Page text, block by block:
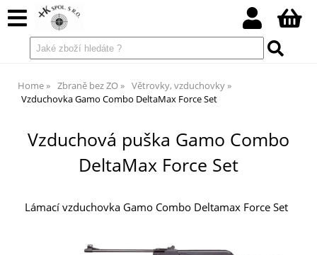
Home Zbraně bez ZO
Větrovky, vzduchovky
Vzduchovka Gamo Combo DeltaMax Force Set
Vzduchová puška Gamo Combo
DeltaMax Force Set
Lámací vzduchovka Gamo Combo Deltamax Force Set